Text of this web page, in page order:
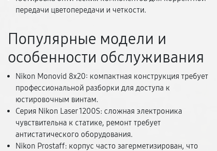
передачи цветопередачи и четкости.
Популярные модели и
особенности обслуживания
Nikon Monovid 8x20: компактная конструкция требует
профессиональной разборки для доступа к
юстировочным винтам.
Серия Nikon Laser 1200S: сложная электроника
чувствительна к статике, ремонт требует
антистатического оборудования.
Nikon Prostaff: корпус часто загерметизирован, что